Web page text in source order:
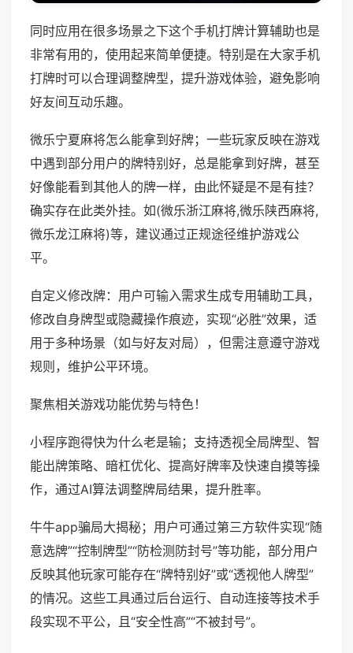
同时应用在很多场景之下这个手机打牌计算辅助也是
非常有用的，使用起来简单便捷。特别是在大家手机
打牌时可以合理调整牌型，提升游戏体验，避免影响
好友间互动乐趣。
微乐宁夏麻将怎么能拿到好牌；一些玩家反映在游戏
中遇到部分用户的牌特别好，总是能拿到好牌，甚至
好像能看到其他人的牌一样，由此怀疑是不是有挂？
确实存在此类外挂。如(微乐浙江麻将,微乐陕西麻将,
微乐龙江麻将)等，建议通过正规途径维护游戏公
平。
自定义修改牌：用户可输入需求生成专用辅助工具，
修改自身牌型或隐藏操作痕迹，实现“必胜”效果，适
用于多种场景（如与好友对局），但需注意遵守游戏
规则，维护公平环境。
聚焦相关游戏功能优势与特色！
小程序跑得快为什么老是输；支持透视全局牌型、智
能出牌策略、暗杠优化、提高好牌率及快速自摸等操
作，通过AI算法调整牌局结果，提升胜率。
牛牛app骗局大揭秘；用户可通过第三方软件实现“随
意选牌”“控制牌型”“防检测防封号”等功能，部分用户
反映其他玩家可能存在“牌特别好”或“透视他人牌型”
的情况。这些工具通过后台运行、自动连接等技术手
段实现不平公，且“安全性高”“不被封号”。